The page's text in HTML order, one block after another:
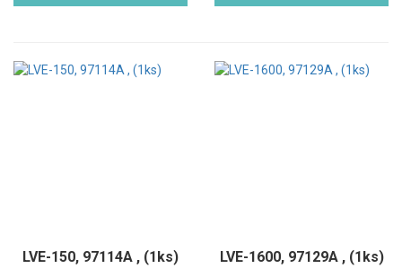
LVE-150, 97114A , (1ks) LVE-1600, 97129A , (1ks)